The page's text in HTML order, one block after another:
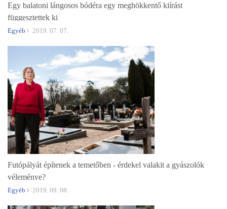
Egy balatoni lángosos bódéra egy meghökkentő kiírást
függesztettek ki
Egyéb 2019. 07. 07.
Futópályát építenek a temetőben - érdekel valakit a gyászolók
véleménye?
Egyéb 2019. 09. 08.